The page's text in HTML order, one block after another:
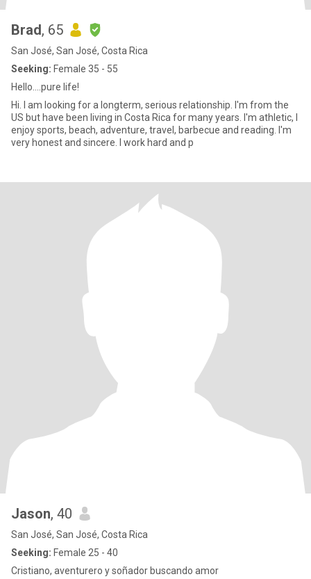
Brad, 65
San José, San José, Costa Rica
Seeking: Female 35 - 55
Hello....pure life!
Hi. I am looking for a longterm, serious relationship. I'm from the
US but have been living in Costa Rica for many years. I'm athletic, I
enjoy sports, beach, adventure, travel, barbecue and reading. I'm
very honest and sincere. I work hard and p
Jason, 40
San José, San José, Costa Rica
Seeking: Female 25 - 40
Cristiano, aventurero y soñador buscando amor